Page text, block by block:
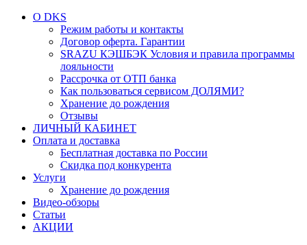
О DKS
Режим работы и контакты
Договор оферта. Гарантии
SRAZU КЭШБЭК Условия и правила программы
лояльности
Рассрочка от ОТП банка
Как пользоваться сервисом ДОЛЯМИ?
Хранение до рождения
Отзывы
ЛИЧНЫЙ КАБИНЕТ
Оплата и доставка
Бесплатная доставка по России
Скидка под конкурента
Услуги
Хранение до рождения
Видео-обзоры
Статьи
АКЦИИ